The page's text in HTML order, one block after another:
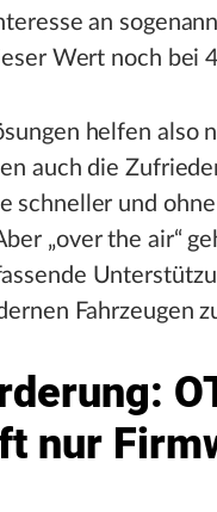
an
Wert noch bei
helfen also
auch die
schneller und
„over the air“
Fahrzeugen
nur